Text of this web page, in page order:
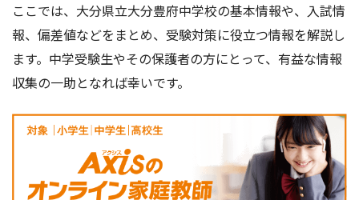
ここでは、大分県立大分豊府中学校の基本情報や、入試情
報、偏差値などをまとめ、受験対策に役立つ情報を解説し
ます。中学受験生やその保護者の方にとって、有益な情報
収集の一助となれば幸いです。